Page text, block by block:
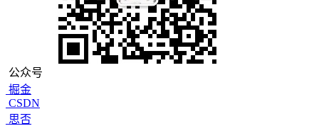
公众号
掘金
CSDN
思否